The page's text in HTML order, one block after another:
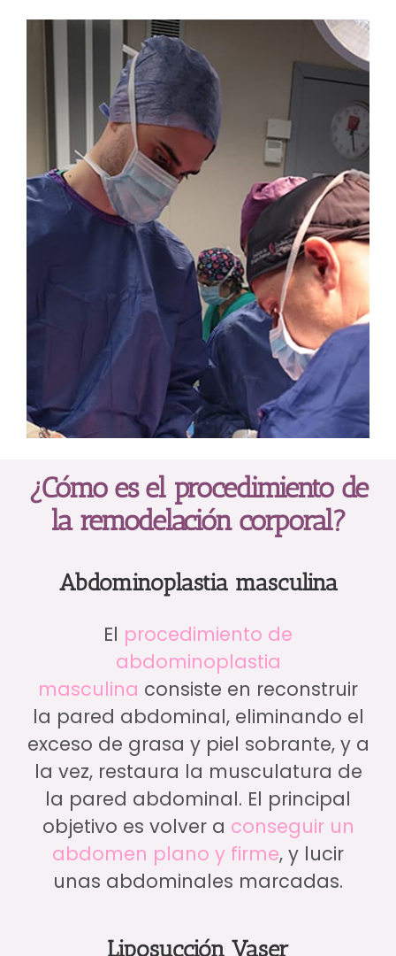
¿Cómo es el procedimiento de
la remodelación corporal?
Abdominoplastia masculina
El procedimiento de
abdominoplastia
masculina consiste en reconstruir
la pared abdominal, eliminando el
exceso de grasa y piel sobrante, y a
la vez, restaura la musculatura de
la pared abdominal. El principal
objetivo es volver a conseguir un
abdomen plano y firme, y lucir
unas abdominales marcadas.
Liposucción Vaser